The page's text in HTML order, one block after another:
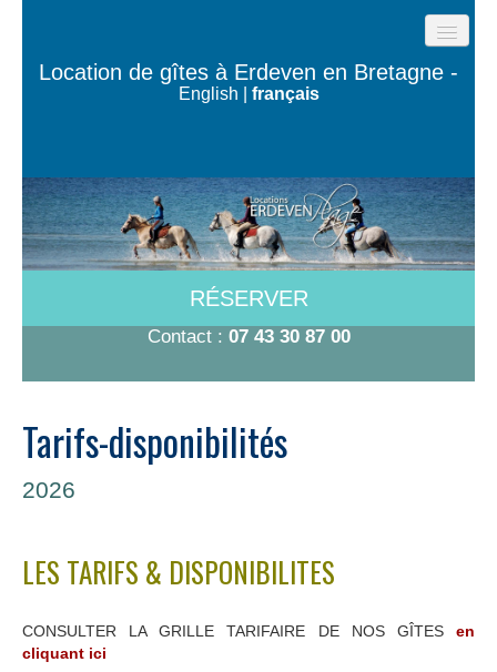
Location de gîtes à Erdeven en Bretagne -
English français
ACCUEIL
GÎTES DE LA PLAGE
MAISON TY BUGALÉ
CHAMBRES À 600M DE LA PLAGE
A VOIR/A FAIRE
TARIFS-DISPO
CONTACT
RÉSERVER
Contact : 07 43 30 87 00
Tarifs-disponibilités
2026
LES TARIFS & DISPONIBILITES
CONSULTER LA GRILLE TARIFAIRE DE NOS GÎTES en
cliquant ici